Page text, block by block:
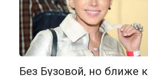
Без Бузовой, но ближе к